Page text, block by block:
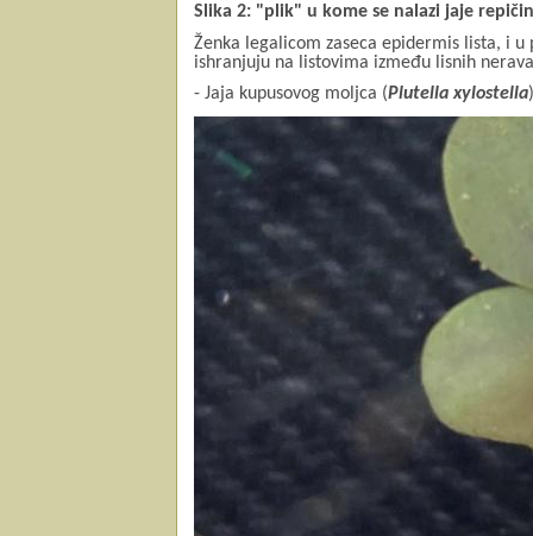
Slika 2: "plik" u kome se nalazi jaje
Ženka legalicom zaseca epidermis lista, i
ishranjuju na listovima između lisnih
- Jaja kupusovog moljca (Plutella xylostella